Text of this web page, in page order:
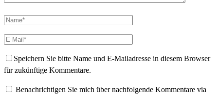
Speichern Sie bitte Name und E-Mailadresse in diesem Browser
für zukünftige Kommentare.
Benachrichtigen Sie mich über nachfolgende Kommentare via